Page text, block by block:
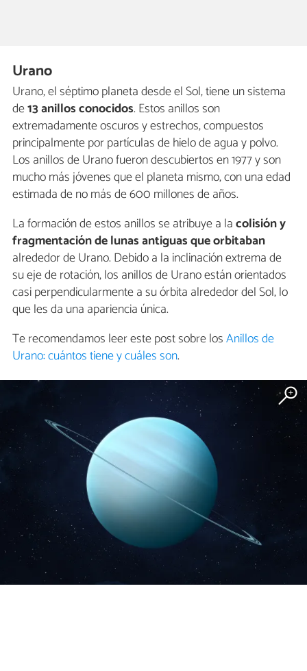
Urano
Urano, el séptimo planeta desde el Sol, tiene un sistema
de13 anillos conocidos. Estos anillos son
extremadamente oscuros y estrechos, compuestos
principalmente por partículas de hielo de agua y polvo.
Los anillos de Urano fueron descubiertos en 1977 y son
mucho más jóvenes que el planeta mismo, con una edad
estimada de no más de 600 millones de años.
La formación de estos anillos se atribuye a lacolisión y
fragmentación de lunas antiguas que orbitaban
alrededor de Urano. Debido a la inclinación extrema de
su eje de rotación, los anillos de Urano están orientados
casi perpendicularmente a su órbita alrededor del Sol, lo
que les da una apariencia única.
Te recomendamos leer este post sobre losAnillos de
Urano: cuántos tiene y cuáles son.